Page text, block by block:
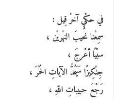
في حكْيٍ آخرْ قِيل :
سمِعْنا نحيبَ النهْريْن ،
سبْيًا أعْرجَ ،
جِنْكِيزًا سَيَمُدُّ الآياتِ الحُمْرَ ،
رَجْعَ حبيباتِ اللّهِ ،